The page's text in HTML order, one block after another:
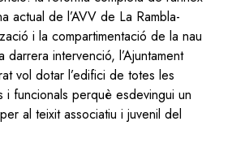
actual de l’AVV de La Rambla-
i la compartimentació de la nau
intervenció, l’Ajuntament
vol dotar l’edifici de totes les
i funcionals perquè esdevingui un
al teixit associatiu i juvenil del